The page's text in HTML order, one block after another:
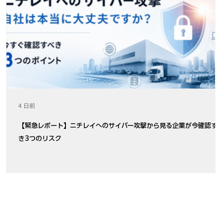
【緊急レポート】ニチレイへのサイバー攻撃から見る企業が今確認す
き3つのリスク
4 日前